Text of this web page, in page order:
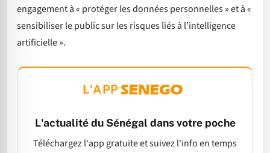
engagement à « protéger les données personnelles » et à «
sensibiliser le public sur les risques liés à l’intelligence
artificielle ».
L'APP
L'actualité du Sénégal dans votre poche
Téléchargez l'app gratuite et suivez l'info en temps